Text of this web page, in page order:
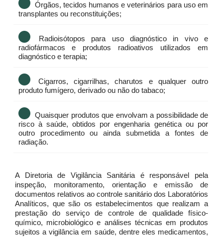
Órgãos, tecidos humanos e veterinários para uso em
transplantes ou reconstituições;
Radioisótopos para uso diagnóstico in vivo e
radiofármacos e produtos radioativos utilizados em
diagnóstico e terapia;
Cigarros, cigarrilhas, charutos e qualquer outro
produto fumígero, derivado ou não do tabaco;
Quaisquer produtos que envolvam a possibilidade de
risco à saúde, obtidos por engenharia genética ou por
outro procedimento ou ainda submetida a fontes de
radiação.
A Diretoria de Vigilância Sanitária é responsável pela
inspeção, monitoramento, orientação e emissão de
documentos relativos ao controle sanitário dos Laboratórios
Analíticos, que são os estabelecimentos que realizam a
prestação do serviço de controle de qualidade físico-
químico, microbiológico e análises técnicas em produtos
sujeitos a vigilância em saúde, dentre eles medicamentos,